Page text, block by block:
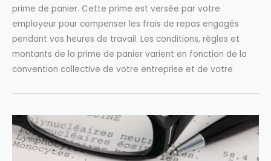
prime de panier. Cette prime est versée par votre
employeur pour compenser les frais de repas engagés
pendant vos heures de travail. Les conditions, règles et
montants de la prime de panier varient en fonction de la
convention collective de votre entreprise et de votre